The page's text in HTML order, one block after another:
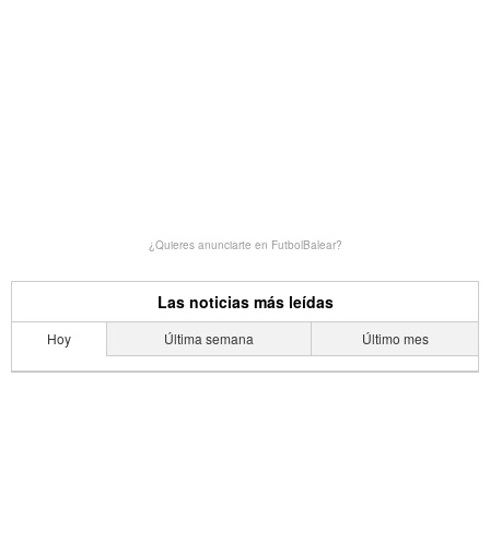
¿Quieres anunciarte en FutbolBalear?
Las noticias más leídas
Hoy Última semana Último mes